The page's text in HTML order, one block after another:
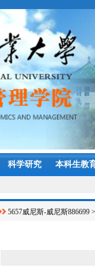
科学研究 本科生教
5657威尼斯-威尼斯886699